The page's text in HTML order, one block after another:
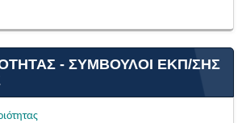
- ΣΎΜΒΟΥΛΟΙ ΕΚΠ/ΣΗΣ